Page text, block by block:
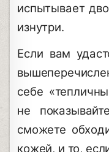
испытывает
изнутри.
Если вам
себе
не
сможете
кожей, и то,